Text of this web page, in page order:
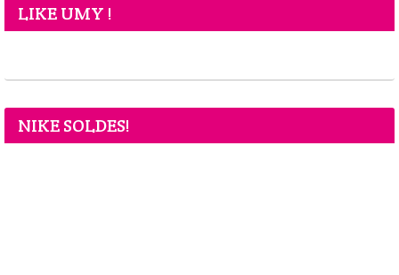
LIKE UMY !
NIKE SOLDES!